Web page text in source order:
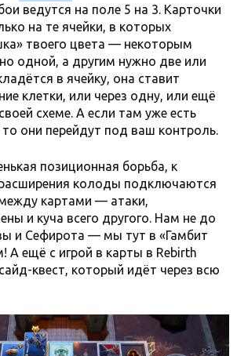
ведутся на поле 5 на 3. Карточки
на те ячейки, в которых
твоего цвета — некоторым
одной, а другим нужно две или
в ячейку, она ставит
клетки, или через одну, или ещё
схеме. А если там уже есть
они перейдут под ваш контроль.
позиционная борьба, к
колоды подключаются
картами — атаки,
и куча всего другого. Нам не до
и Сефирота — мы тут в «Гамбит
А ещё с игрой в карты в Rebirth
квест, который идёт через всю